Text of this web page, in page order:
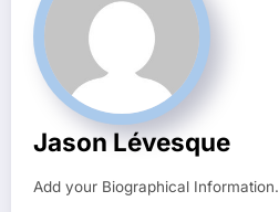
Jason Lévesque
Add your Biographical Information.